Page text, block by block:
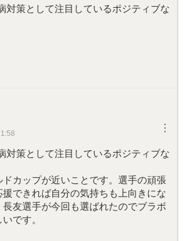
対策として注目しているポジティブな
︙
対策として注目しているポジティブな
カップが近いことです。選手の頑張
援できれば自分の気持ちも上向きにな
友選手が今回も選ばれたのでブラボ
です。